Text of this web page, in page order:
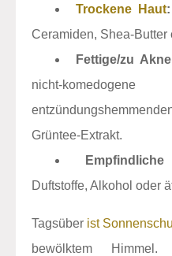
Trockene Haut:
Ceramiden, Shea-Butter
Fettige/zu
nicht-
Grüntee-Extrakt.
Duftstoffe, Alkohol oder
Tagsüber ist
bewölktem